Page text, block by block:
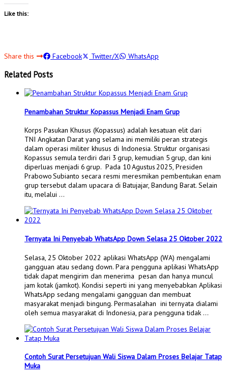
Like this:
Share this Facebook Twitter/X WhatsApp
Related Posts
Penambahan Struktur Kopassus Menjadi Enam Grup
Korps Pasukan Khusus (Kopassus) adalah kesatuan elit dari
TNI Angkatan Darat yang selama ini memiliki peran strategis
dalam operasi militer khusus di Indonesia. Struktur organisasi
Kopassus semula terdiri dari 3 grup, kemudian 5 grup, dan kini
diperluas menjadi 6 grup. Pada 10 Agustus 2025, Presiden
Prabowo Subianto secara resmi meresmikan pembentukan enam
grup tersebut dalam upacara di Batujajar, Bandung Barat. Selain
itu, melalui …
Ternyata Ini Penyebab WhatsApp Down Selasa 25 Oktober 2022
Selasa, 25 Oktober 2022 aplikasi WhatsApp (WA) mengalami
gangguan atau sedang down. Para pengguna aplikasi WhatsApp
tidak dapat mengirim dan menerima pesan dan hanya muncul
jam kotak (jamkot). Kondisi seperti ini yang menyebabkan Aplikasi
WhatsApp sedang mengalami gangguan dan membuat
masyarakat menjadi bingung. Permasalahan ini ternyata dialami
oleh semua masyarakat di Indonesia, para pengguna tidak …
Contoh Surat Persetujuan Wali Siswa Dalam Proses Belajar Tatap
Muka